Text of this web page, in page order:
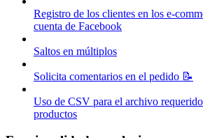
Registro de los clientes en los e-
cuenta de Facebook
Saltos en múltiplos
Solicita comentarios en el pedido 📝
Uso de CSV para el archivo
productos